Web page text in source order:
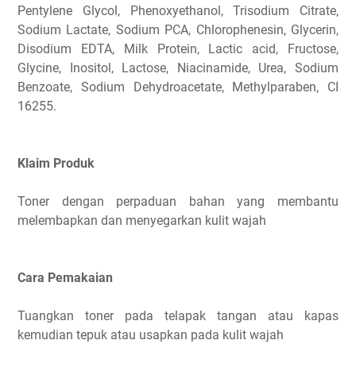
Pentylene Glycol, Phenoxyethanol, Trisodium Citrate,
Sodium Lactate, Sodium PCA, Chlorophenesin, Glycerin,
Disodium EDTA, Milk Protein, Lactic acid, Fructose,
Glycine, Inositol, Lactose, Niacinamide, Urea, Sodium
Benzoate, Sodium Dehydroacetate, Methylparaben, CI
16255.
Klaim Produk
Toner dengan perpaduan bahan yang membantu
melembapkan dan menyegarkan kulit wajah
Cara Pemakaian
Tuangkan toner pada telapak tangan atau kapas
kemudian tepuk atau usapkan pada kulit wajah